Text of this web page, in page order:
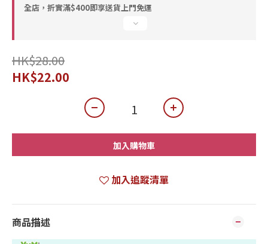
全店，折實滿$400即享送貨上門免運
HK$28.00
HK$22.00
加入購物車
加入追蹤清單
商品描述